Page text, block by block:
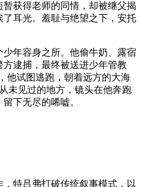
获得老师的同情，却被继父揭
耳光。羞耻与绝望之下，安托
年容身之所。他偷牛奶、露宿
逮捕，最终被送进少年管教
他试图逃跑，朝着远方的大海
见过的地方，镜头在他奔跑
下无尽的唏嘘。
特吕弗打破传统叙事模式，以